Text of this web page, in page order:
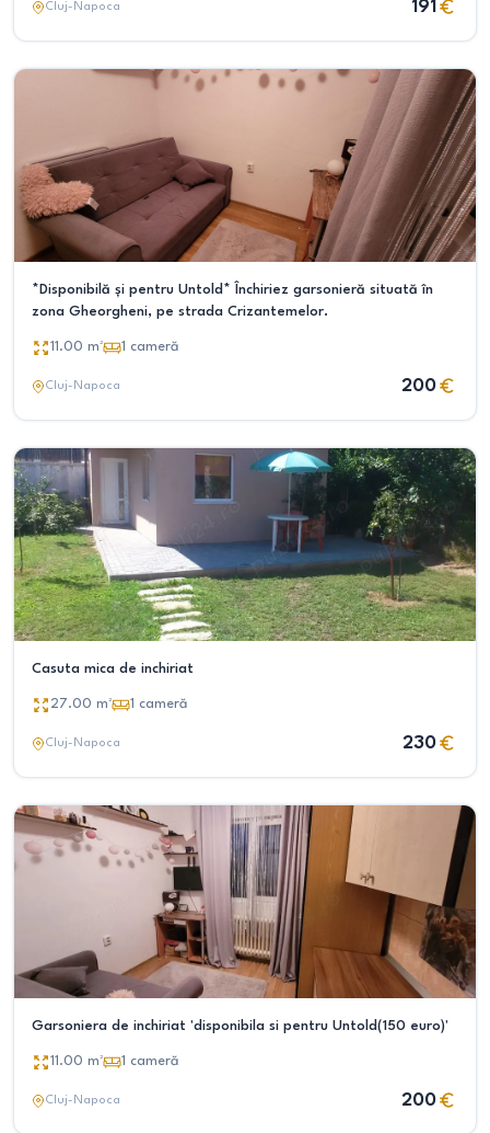
Cluj-Napoca 191
*Disponibilă și pentru Untold* Închiriez garsonieră situată în
zona Gheorgheni, pe strada Crizantemelor.
11.00 m² 1 cameră
Cluj-Napoca 200
Casuta mica de inchiriat
27.00 m² 1 cameră
Cluj-Napoca 230
Garsoniera de inchiriat 'disponibila si pentru Untold(150 euro)'
11.00 m² 1 cameră
Cluj-Napoca 200